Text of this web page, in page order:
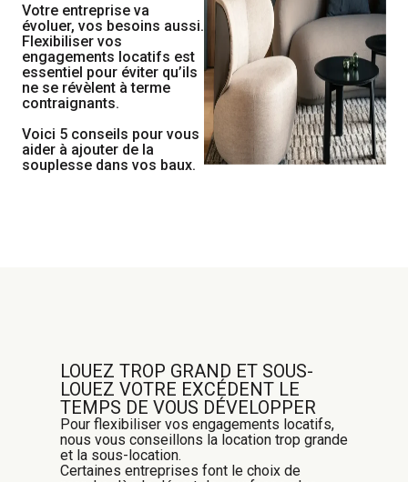
Votre entreprise va
évoluer, vos besoins aussi.
Flexibiliser vos
engagements locatifs est
essentiel pour éviter qu’ils
ne se révèlent à terme
contraignants.
Voici 5 conseils pour vous
aider à ajouter de la
souplesse dans vos baux.
LOUEZ TROP GRAND ET SOUS-
LOUEZ VOTRE EXCÉDENT LE
TEMPS DE VOUS DÉVELOPPER
Pour flexibiliser vos engagements locatifs,
nous vous conseillons la location trop grande
et la sous-location.
Certaines entreprises font le choix de